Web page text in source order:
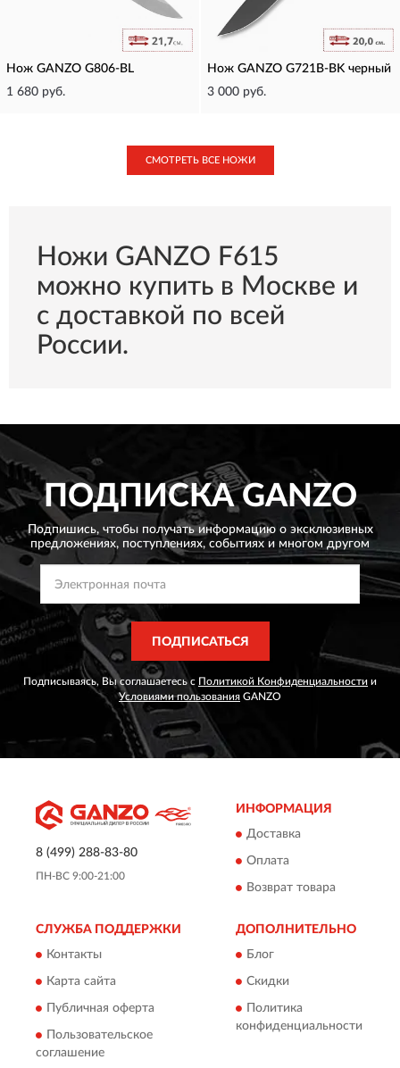
Нож GANZO G806-BL
1 680 руб.
Нож GANZO G721B-BK черный
3 000 руб.
СМОТРЕТЬ ВСЕ НОЖИ
Ножи GANZO F615
можно купить в Москве и
с доставкой по всей
России.
ПОДПИСКАGANZO
Подпишись, чтобы получать информацию о эксклюзивных
предложениях, поступлениях, событиях и многом другом
ПОДПИСАТЬСЯ
Подписываясь, Вы соглашаетесь с Политикой Конфиденциальности и
Условиями пользования GANZO
8 (499) 288-83-80
ПН-ВС 9:00-21:00
ИНФОРМАЦИЯ
Доставка
Оплата
Возврат товара
СЛУЖБА ПОДДЕРЖКИ
Контакты
Карта сайта
Публичная оферта
Пользовательское
соглашение
ДОПОЛНИТЕЛЬНО
Блог
Скидки
Политика
конфиденциальности